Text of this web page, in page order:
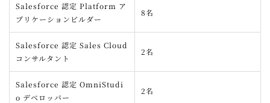
Salesforce 認定 Platform ア
プリケーションビルダー
8名
Salesforce 認定 Sales Cloud
コンサルタント
2名
Salesforce 認定 OmniStudi
o デベロッパー
2名